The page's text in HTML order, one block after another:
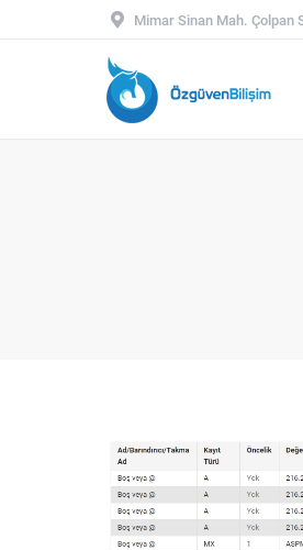
Mimar Sinan Mah. Çolpan